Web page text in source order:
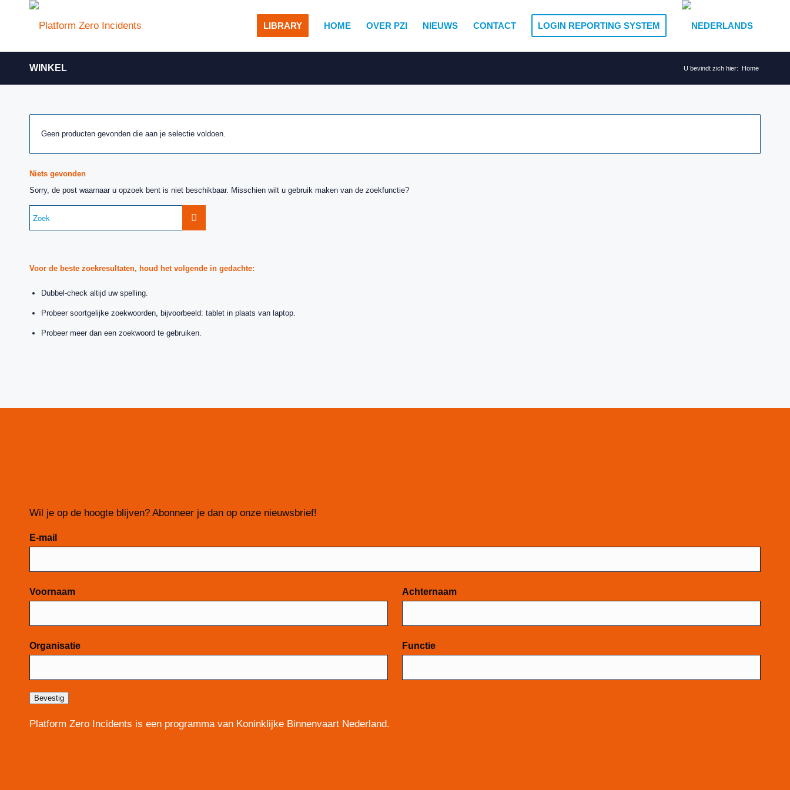
LIBRARY HOME OVER PZI NIEUWS CONTACT LOGIN REPORTING SYSTEM
WINKEL U bevindt zich hier: Home
Geen producten gevonden die aan je selectie voldoen.
Niets gevonden
Sorry, de post waarnaar u opzoek bent is niet beschikbaar. Misschien wilt u gebruik maken van de zoekfunctie?
Voor de beste zoekresultaten, houd het volgende in gedachte:
Dubbel-check altijd uw spelling.
Probeer soortgelijke zoekwoorden, bijvoorbeeld: tablet in plaats van laptop.
Probeer meer dan een zoekwoord te gebruiken.
Wil je op de hoogte blijven? Abonneer je dan op onze nieuwsbrief!
Mailchimp
E-mail
Voornaam Achternaam
Organisatie Functie
Bevestig
Platform Zero Incidents is een programma van Koninklijke Binnenvaart Nederland.